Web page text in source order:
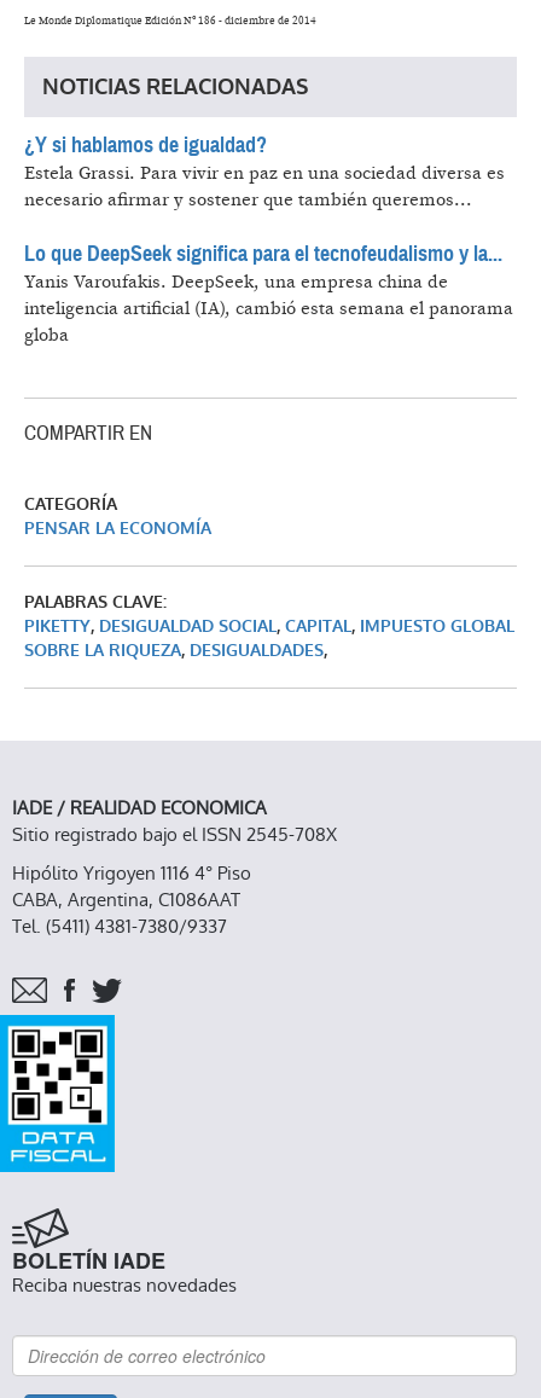
Le Monde Diplomatique Edición Nº 186 - diciembre de 2014
NOTICIAS RELACIONADAS
¿Y si hablamos de igualdad?
Estela Grassi. Para vivir en paz en una sociedad diversa es
necesario afirmar y sostener que también queremos...
Lo que DeepSeek significa para el tecnofeudalismo y la...
Yanis Varoufakis. DeepSeek, una empresa china de
inteligencia artificial (IA), cambió esta semana el panorama
globa
COMPARTIR EN
CATEGORÍA
PENSAR LA ECONOMÍA
PALABRAS CLAVE:
PIKETTY, DESIGUALDAD SOCIAL, CAPITAL, IMPUESTO GLOBAL
SOBRE LA RIQUEZA, DESIGUALDADES,
IADE / REALIDAD ECONOMICA
Sitio registrado bajo el ISSN 2545-708X
Hipólito Yrigoyen 1116 4° Piso
CABA, Argentina, C1086AAT
Tel. (5411) 4381-7380/9337
BOLETÍN IADE
Reciba nuestras novedades